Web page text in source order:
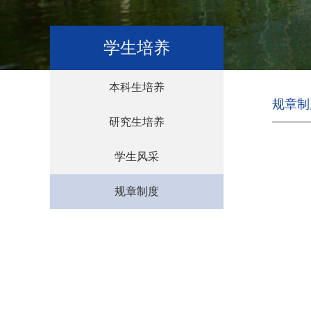
学生培养
本科生培养
研究生培养
学生风采
规章制度
规章